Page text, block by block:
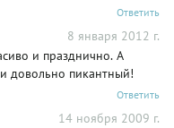
Ответить
8 января 2012 г.
и празднично. А
довольно пикантный!
Ответить
14 ноября 2009 г.